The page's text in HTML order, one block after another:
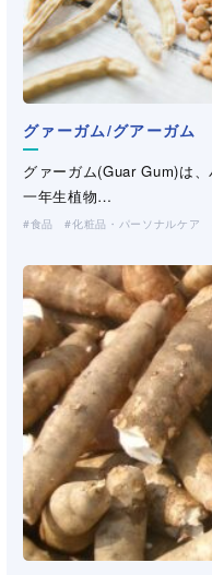
グァーガム/グアーガム
グァーガム(Guar Gum)は
一年生植物…
食品 化粧品・パーソナルケア